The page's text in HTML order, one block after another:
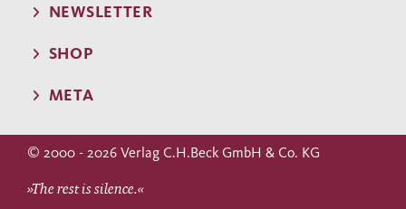
NEWSLETTER
SHOP
META
© 2000 - 2026 Verlag C.H.Beck GmbH & Co. KG
»The rest is silence.«